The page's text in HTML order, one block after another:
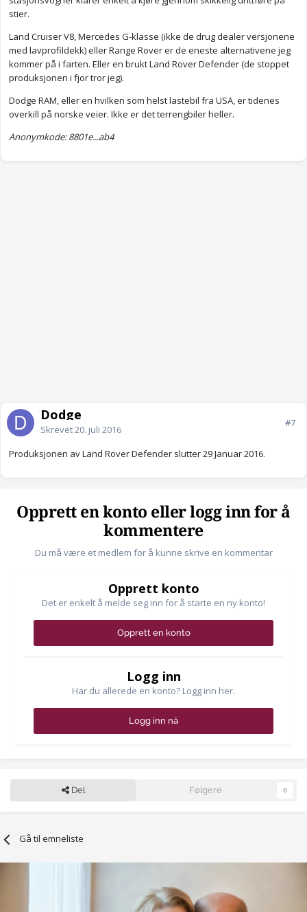
stier.
Land Cruiser V8, Mercedes G-klasse (ikke de drug dealer versjonene
med lavprofildekk) eller Range Rover er de eneste alternativene jeg
kommer på i farten. Eller en brukt Land Rover Defender (de stoppet
produksjonen i fjor tror jeg).
Dodge RAM, eller en hvilken som helst lastebil fra USA, er tidenes
overkill på norske veier. Ikke er det terrengbiler heller.
Anonymkode: 8801e...ab4
Dodge
Skrevet20. juli 2016
#7
Produksjonen av Land Rover Defender slutter 29 Januar 2016.
Opprett en konto eller logg inn for å
kommentere
Du må være et medlem for å kunne skrive en kommentar
Opprett konto
Det er enkelt å melde seg inn for å starte en ny konto!
Opprett en konto
Logg inn
Har du allerede en konto? Logg inn her.
Logg inn nå
Del Følgere 0
Gå til emneliste